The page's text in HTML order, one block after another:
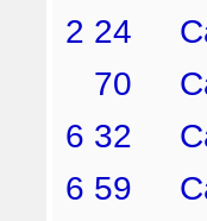
2 24
70
6 32
6 59